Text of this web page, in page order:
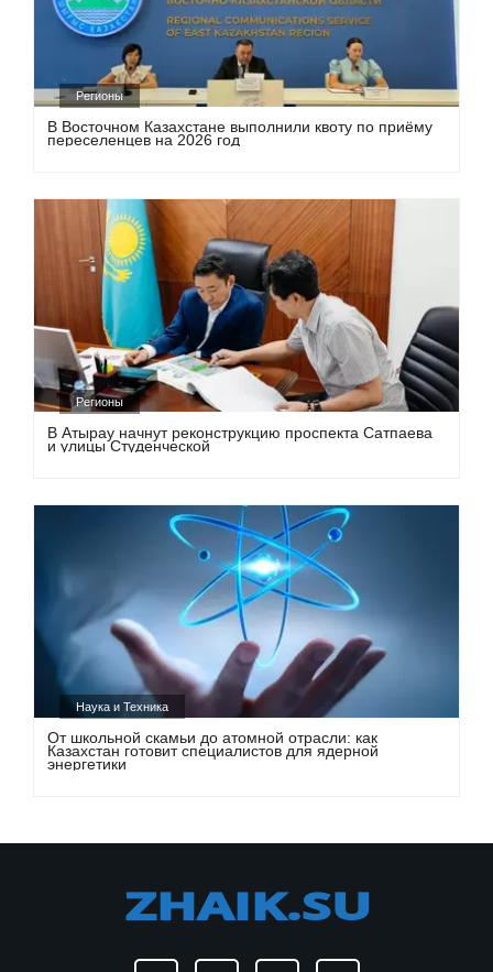
Регионы
В Восточном Казахстане выполнили квоту по приёму
переселенцев на 2026 год
Регионы
В Атырау начнут реконструкцию проспекта Сатпаева
и улицы Студенческой
Наука и Техника
От школьной скамьи до атомной отрасли: как
Казахстан готовит специалистов для ядерной
энергетики